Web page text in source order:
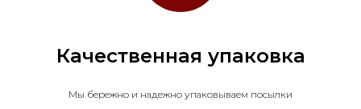
Качественная упаковка
Мы бережно и надежно упаковываем посылки